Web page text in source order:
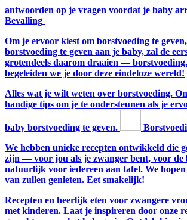
antwoorden op je vragen voordat je baby
Bevalling
Om je ervoor kiest om borstvoeding te
borstvoeding te geven aan je baby, zal de
grotendeels daarom draaien —
begeleiden we je door deze eindeloze wereld!
Alles wat je wilt weten over borstvoeding.
handige tips om je te ondersteunen als je
baby borstvoeding te geven.
We hebben unieke recepten ontwikkeld die
zijn — voor jou als je zwanger bent, voor de
natuurlijk voor iedereen aan tafel. We
van zullen genieten. Eet smakelijk!
Recepten en heerlijk eten voor zwangere
met kinderen. Laat je inspireren door onze